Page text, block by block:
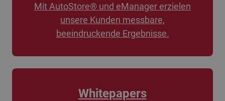
Mit AutoStore® und eManager erzielen
unsere Kunden messbare,
beeindruckende Ergebnisse.
Whitepapers